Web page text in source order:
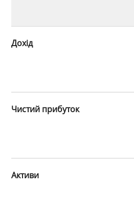
Дохід
Чистий прибуток
Активи